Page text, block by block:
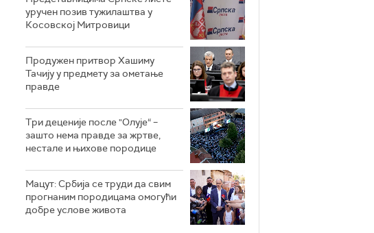
уручен позив тужилаштва у
Косовској Митровици
Продужен притвор Хашиму
Тачију у предмету за ометање
правде
Три деценије после "Олује“ –
зашто нема правде за жртве,
нестале и њихове породице
Мацут: Србија се труди да свим
прогнаним породицама омогући
добре услове живота